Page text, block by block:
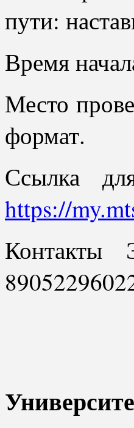
пути:
Время
Место
формат.
Ссылка
https://
Контакты